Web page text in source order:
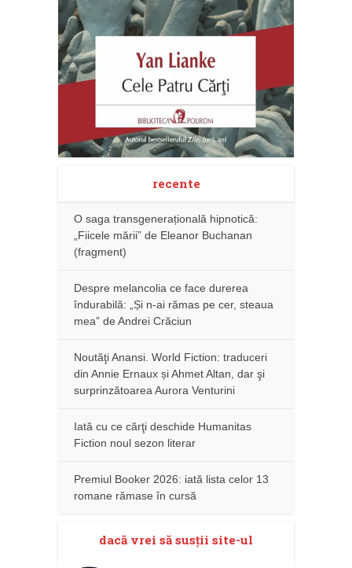
recente
O saga transgenerațională hipnotică:
„Fiicele mării” de Eleanor Buchanan
(fragment)
Despre melancolia ce face durerea
îndurabilă: „Și n-ai rămas pe cer, steaua
mea” de Andrei Crăciun
Noutăţi Anansi. World Fiction: traduceri
din Annie Ernaux și Ahmet Altan, dar şi
surprinzătoarea Aurora Venturini
Iată cu ce cărţi deschide Humanitas
Fiction noul sezon literar
Premiul Booker 2026: iată lista celor 13
romane rămase în cursă
dacă vrei să susţii site-ul